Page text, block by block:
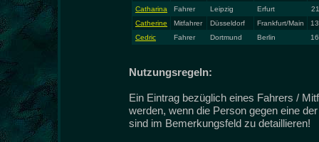
Catharina
Fahrer Leipzig Erfurt
Catherine
Mitfahrer Düsseldorf Frankfurt/Main
Cedric
Fahrer Dortmund Berlin
Nutzungsregeln:
Ein Eintrag bezüglich eines Fahrers /
werden, wenn die Person gegen eine
sind im Bemerkungsfeld zu detaillieren!